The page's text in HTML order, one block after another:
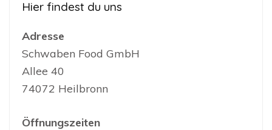
Hier findest du uns
Adresse
Schwaben Food GmbH
Allee 40
74072 Heilbronn
Öffnungszeiten